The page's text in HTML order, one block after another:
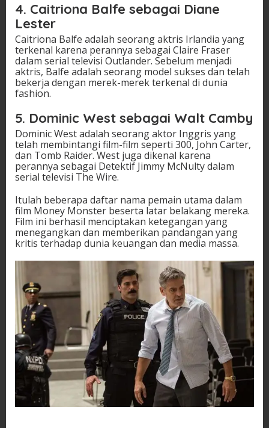
4. Caitriona Balfe sebagai Diane
Lester
Caitriona Balfe adalah seorang aktris Irlandia yang
terkenal karena perannya sebagai Claire Fraser
dalam serial televisi Outlander. Sebelum menjadi
aktris, Balfe adalah seorang model sukses dan telah
bekerja dengan merek-merek terkenal di dunia
fashion.
5. Dominic West sebagai Walt Camby
Dominic West adalah seorang aktor Inggris yang
telah membintangi film-film seperti 300, John Carter,
dan Tomb Raider. West juga dikenal karena
perannya sebagai Detektif Jimmy McNulty dalam
serial televisi The Wire.
Itulah beberapa daftar nama pemain utama dalam
film Money Monster beserta latar belakang mereka.
Film ini berhasil menciptakan ketegangan yang
menegangkan dan memberikan pandangan yang
kritis terhadap dunia keuangan dan media massa.